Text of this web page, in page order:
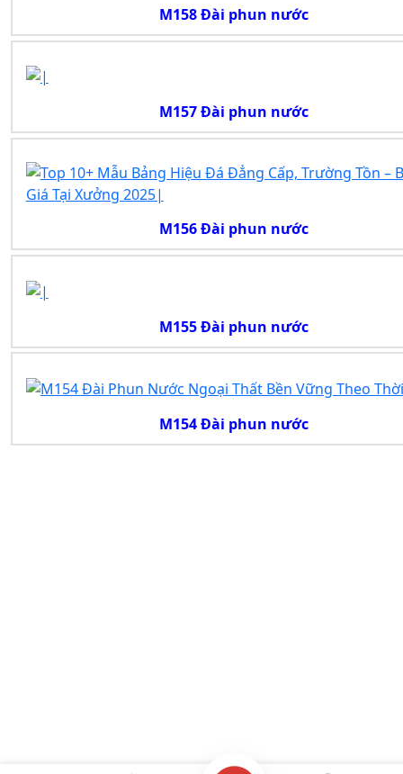
M158 Đài phun nước
M157 Đài phun nước
M156 Đài phun nước
M155 Đài phun nước
M154 Đài phun nước